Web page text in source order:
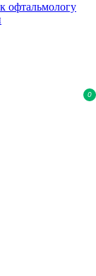
офтальмологу
0